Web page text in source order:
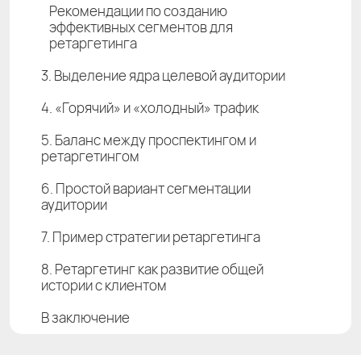
Рекомендации по созданию
эффективных сегментов для
ретаргетинга
3. Выделение ядра целевой аудитории
4. «Горячий» и «холодный» трафик
5. Баланс между проспектингом и
ретаргетингом
6. Простой вариант сегментации
аудитории
7. Пример стратегии ретаргетинга
8. Ретаргетинг как развитие общей
истории c клиентом
В заключение